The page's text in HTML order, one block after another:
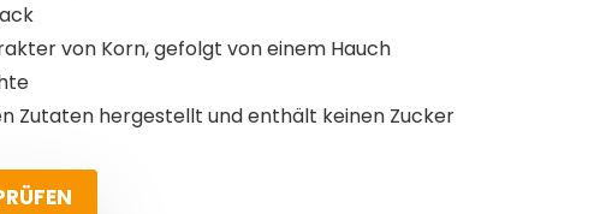
von Korn, gefolgt von einem Hauch
Zutaten hergestellt und enthält keinen Zucker